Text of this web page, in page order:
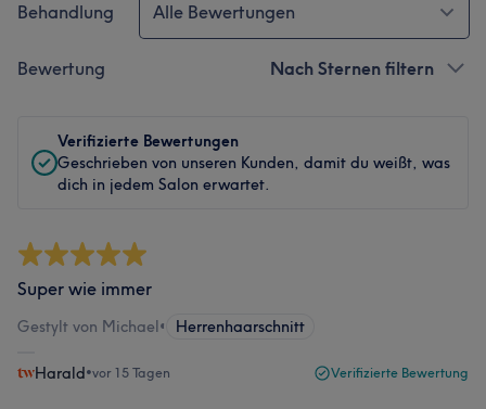
Behandlung Alle Bewertungen
Bewertung Nach Sternen filtern
Verifizierte Bewertungen
Geschrieben von unseren Kunden, damit du weißt, was
dich in jedem Salon erwartet.
Super wie immer
Gestylt von Michael• Herrenhaarschnitt
Harald•vor 15 Tagen Verifizierte Bewertung